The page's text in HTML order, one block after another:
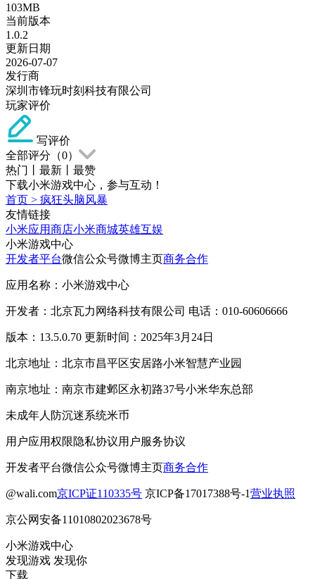
103MB
当前版本
1.0.2
更新日期
2026-07-07
发行商
深圳市锋玩时刻科技有限公司
玩家评价
写评价
全部评分（0）
热门
最新
最赞
下载小米游戏中心，参与互动！
首页 > 疯狂头脑风暴
友情链接
小米应用商店小米商城英雄互娱
小米游戏中心
开发者平台微信公众号微博主页商务合作
应用名称：小米游戏中心
开发者：北京瓦力网络科技有限公司 电话：010-60606666
版本：13.5.0.70 更新时间：2025年3月24日
北京地址：北京市昌平区安居路小米智慧产业园
南京地址：南京市建邺区永初路37号小米华东总部
未成年人防沉迷系统米币
用户应用权限隐私协议用户服务协议
开发者平台微信公众号微博主页商务合作
@wali.com京ICP证110335号 京ICP备17017388号-1营业执照
京公网安备11010802023678号
小米游戏中心
发现游戏 发现你
下载